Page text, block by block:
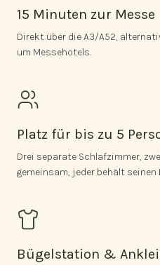
15 Minuten zur Messe
Direkt über die A3/A52,
um Messehotels.
Platz für bis zu 5
Drei separate Schlafzimmer,
gemeinsam, jeder behält seinen
Bügelstation &